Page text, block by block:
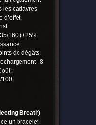
les cadavres
d’effet,
160 (+25%
de dégâts.
: 8
100.
Breath)
un bracelet